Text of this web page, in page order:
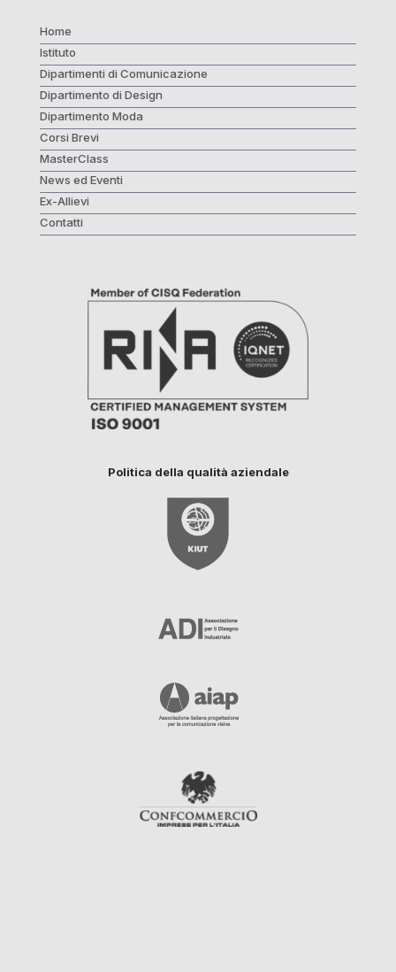
Home
Istituto
Dipartimenti di Comunicazione
Dipartimento di Design
Dipartimento Moda
Corsi Brevi
MasterClass
News ed Eventi
Ex-Allievi
Contatti
Politica della qualità aziendale